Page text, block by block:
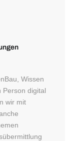
Wissen
Person digital
wir mit